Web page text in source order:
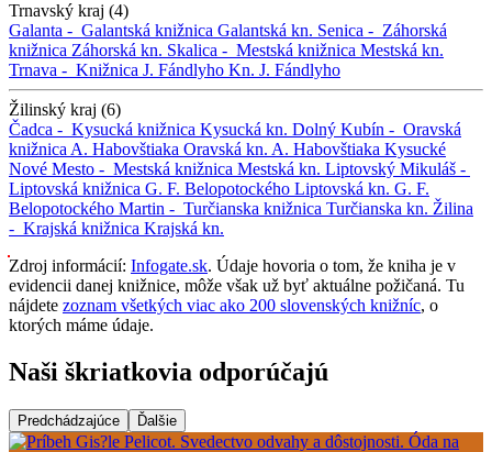
Trnavský kraj (4)
Galanta - Galantská knižnica Galantská kn. Senica - Záhorská
knižnica Záhorská kn. Skalica - Mestská knižnica Mestská kn.
Trnava - Knižnica J. Fándlyho Kn. J. Fándlyho
Žilinský kraj (6)
Čadca - Kysucká knižnica Kysucká kn. Dolný Kubín - Oravská
knižnica A. Habovštiaka Oravská kn. A. Habovštiaka Kysucké
Nové Mesto - Mestská knižnica Mestská kn. Liptovský Mikuláš -
Liptovská knižnica G. F. Belopotockého Liptovská kn. G. F.
Belopotockého Martin - Turčianska knižnica Turčianska kn. Žilina
- Krajská knižnica Krajská kn.
Zdroj informácií: Infogate.sk. Údaje hovoria o tom, že kniha je v
evidencii danej knižnice, môže však už byť aktuálne požičaná. Tu
nájdete zoznam všetkých viac ako 200 slovenských knižníc, o
ktorých máme údaje.
Naši škriatkovia odporúčajú
Predchádzajúce Ďalšie